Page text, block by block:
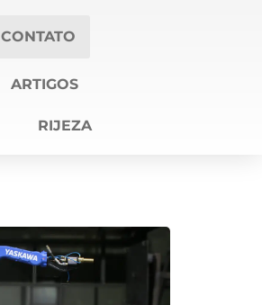
CONTATO
ARTIGOS
RIJEZA